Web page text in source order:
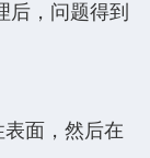
后，问题得到
面，然后在